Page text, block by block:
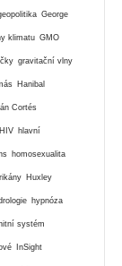
George
klimatu GMO
gravitační vlny
Hanibal
Cortés
HIV hlavní
homosexualita
Huxley
hypnóza
systém
InSight